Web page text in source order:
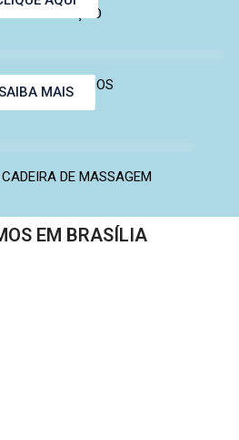
DE ESTOFADOS
MAIS
DE MASSAGEM
EM BRASÍLIA